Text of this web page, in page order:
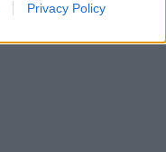
Privacy Policy